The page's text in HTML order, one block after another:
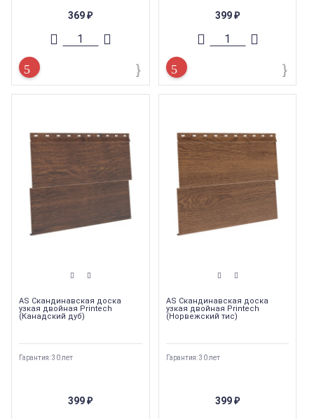
369₽ 399₽
AS Скандинавская доска
узкая двойная Printech
(Канадский дуб)
Гарантия: 30 лет
399₽
AS Скандинавская доска
узкая двойная Printech
(Норвежский тис)
Гарантия: 30 лет
399₽